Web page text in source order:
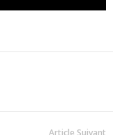
Article Suivant